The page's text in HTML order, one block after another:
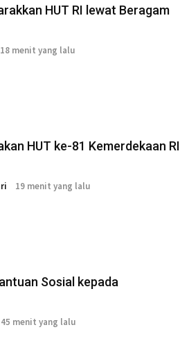
HUT RI lewat Beragam
18 menit yang lalu
HUT ke-81 Kemerdekaan RI
19 menit yang lalu
Sosial kepada
45 menit yang lalu